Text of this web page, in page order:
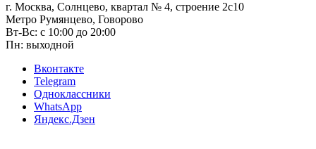
г. Москва, Солнцево, квартал № 4, строение 2с10
Метро Румянцево, Говорово
Вт-Вс: с 10:00 до 20:00
Пн: выходной
Вконтакте
Telegram
Одноклассники
WhatsApp
Яндекс.Дзен